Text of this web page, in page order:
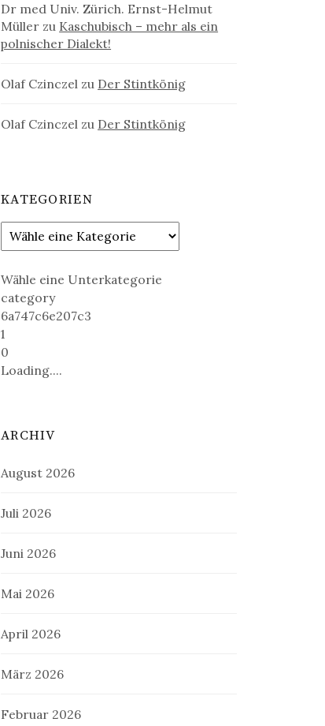
Dr med Univ. Zürich. Ernst-Helmut
Müller zu Kaschubisch – mehr als ein
polnischer Dialekt!
Olaf Czinczel zu Der Stintkönig
Olaf Czinczel zu Der Stintkönig
KATEGORIEN
Wähle eine Unterkategorie
category
6a747c6e207c3
1
0
Loading....
ARCHIV
August 2026
Juli 2026
Juni 2026
Mai 2026
April 2026
März 2026
Februar 2026